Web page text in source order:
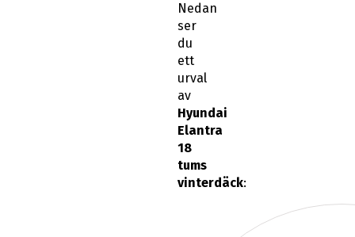
Nedan
ser
du
ett
urval
av
Hyundai
Elantra
18
tums
vinterdäck: